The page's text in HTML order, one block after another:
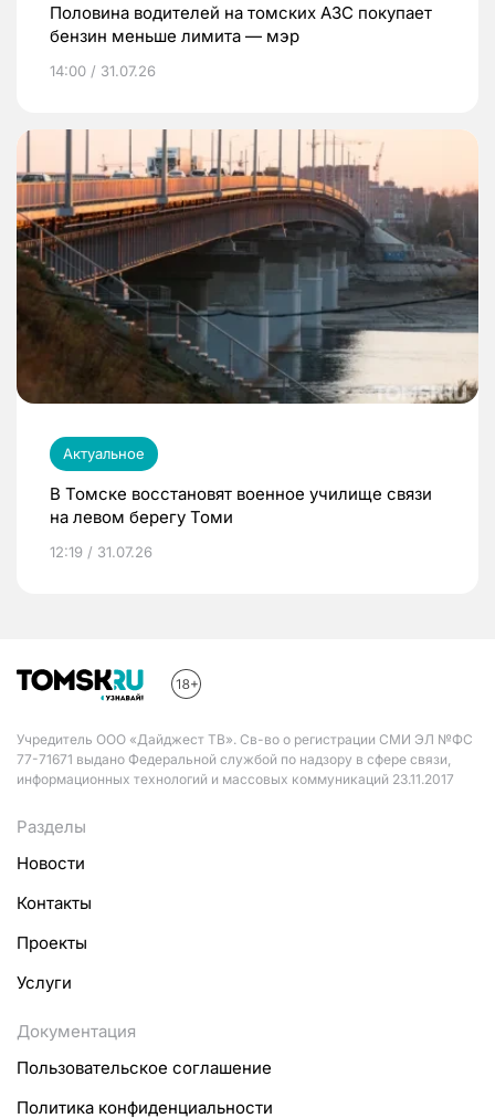
Половина водителей на томских АЗС покупает
бензин меньше лимита — мэр
14:00 / 31.07.26
Актуальное
В Томске восстановят военное училище связи
на левом берегу Томи
12:19 / 31.07.26
Учредитель ООО «Дайджест ТВ». Св-во о регистрации СМИ ЭЛ №ФС
77-71671 выдано Федеральной службой по надзору в сфере связи,
информационных технологий и массовых коммуникаций 23.11.2017
Разделы
Новости
Контакты
Проекты
Услуги
Документация
Пользовательское соглашение
Политика конфиденциальности